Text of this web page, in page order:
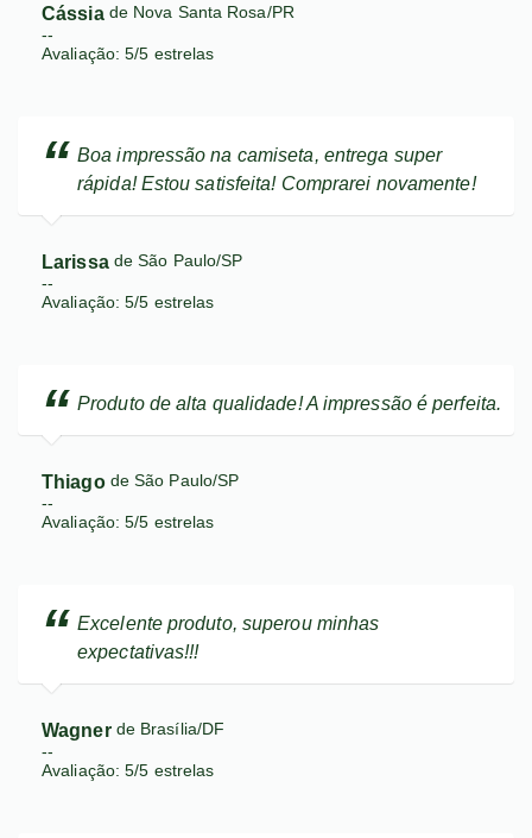
Cássia de Nova Santa Rosa/PR
--
Avaliação:5/5 estrelas
Boa impressão na camiseta, entrega super
rápida! Estou satisfeita! Comprarei novamente!
Larissa de São Paulo/SP
--
Avaliação:5/5 estrelas
Produto de alta qualidade! A impressão é perfeita.
Thiagode São Paulo/SP
--
Avaliação:5/5 estrelas
Excelente produto, superou minhas
expectativas!!!
Wagnerde Brasília/DF
--
Avaliação:5/5 estrelas